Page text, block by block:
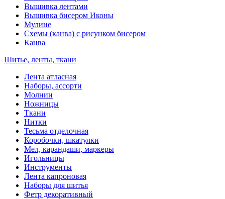
Вышивка лентами
Вышивка бисером Иконы
Мулине
Схемы (канва) с рисунком бисером
Канва
Шитье, ленты, ткани
Лента атласная
Наборы, ассорти
Молнии
Ножницы
Ткани
Нитки
Тесьма отделочная
Коробочки, шкатулки
Мел, карандаши, маркеры
Игольницы
Инструменты
Лента капроновая
Наборы для шитья
Фетр декоративный